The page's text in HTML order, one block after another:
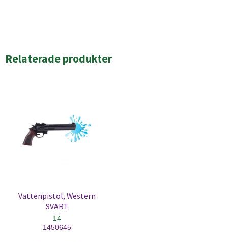
Relaterade produkter
Vattenpistol, Western
SVART
14
1450645